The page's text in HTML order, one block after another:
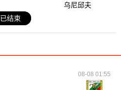
乌尼邱夫
已结束
08-08 01:55